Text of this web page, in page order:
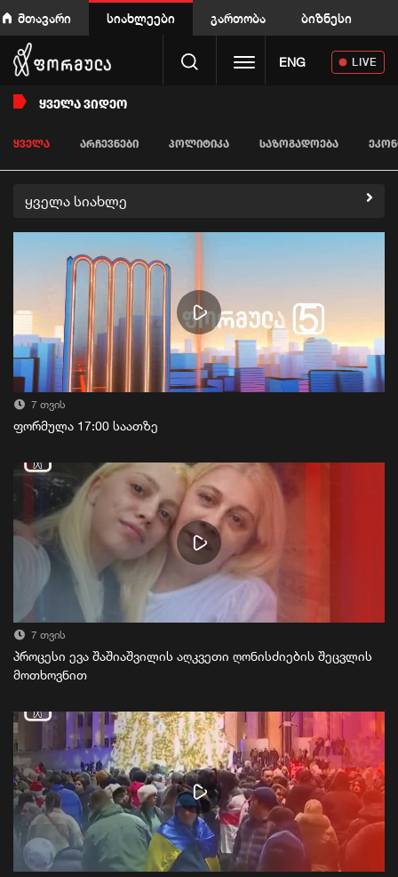
მთავარი სიახლეები გართობა ბიზნესი
Toggle navigation
ENG LIVE
ᲧᲕᲔᲚᲐ ᲕᲘᲓᲔᲝ
ᲧᲕᲔᲚᲐ ᲐᲠᲩᲔᲕᲜᲔᲑᲘ ᲞᲝᲚᲘᲢᲘᲙᲐ ᲡᲐᲖᲝᲒᲐᲓᲝᲔᲑᲐ
ყველა სიახლე
7 თვის
ფორმულა 17:00 საათზე
7 თვის
პროცესი ევა შაშიაშვილის აღკვეთი ღონისძიების შეცვლის
მოთხოვნით